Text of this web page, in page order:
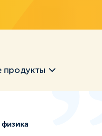
продукты
физика